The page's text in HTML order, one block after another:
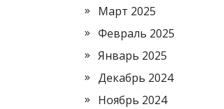
Март 2025
Февраль 2025
Январь 2025
Декабрь 2024
Ноябрь 2024